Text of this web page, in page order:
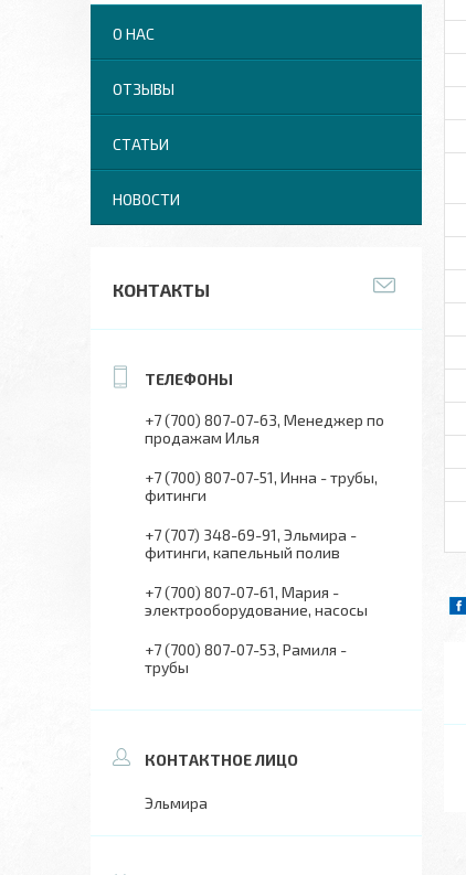
О НАС
ОТЗЫВЫ
СТАТЬИ
НОВОСТИ
КОНТАКТЫ
+7 (700) 807-07-63 Менеджер по
продажам Илья
+7 (700) 807-07-51 Инна - трубы,
фитинги
+7 (707) 348-69-91 Эльмира -
фитинги, капельный полив
+7 (700) 807-07-61 Мария -
электрооборудование, насосы
+7 (700) 807-07-53 Рамиля -
трубы
Эльмира